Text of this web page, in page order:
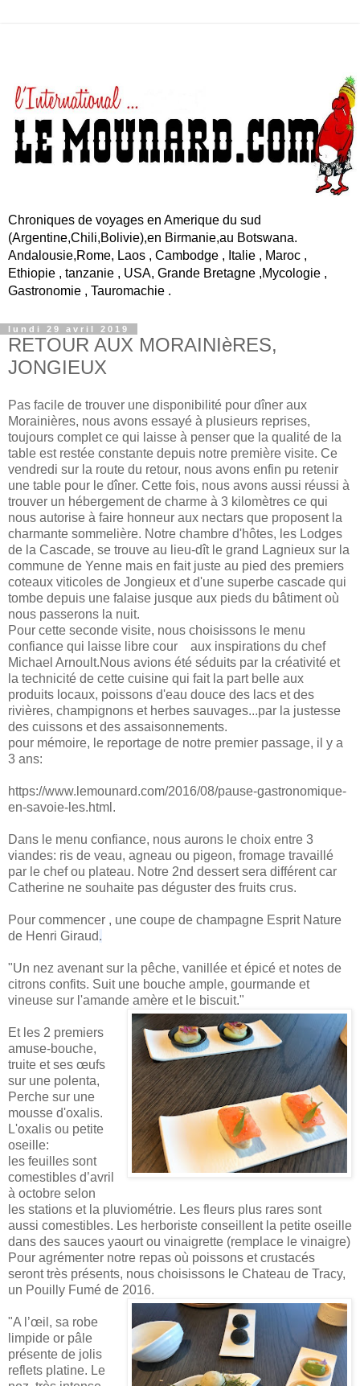
Chroniques de voyages en Amerique du sud
(Argentine,Chili,Bolivie),en Birmanie,au Botswana.
Andalousie,Rome, Laos , Cambodge , Italie , Maroc ,
Ethiopie , tanzanie , USA, Grande Bretagne ,Mycologie ,
Gastronomie , Tauromachie .
lundi 29 avril 2019
RETOUR AUX MORAINIèRES,
JONGIEUX
Pas facile de trouver une disponibilité pour dîner aux
Morainières, nous avons essayé à plusieurs reprises,
toujours complet ce qui laisse à penser que la qualité de la
table est restée constante depuis notre première visite. Ce
vendredi sur la route du retour, nous avons enfin pu retenir
une table pour le dîner. Cette fois, nous avons aussi réussi à
trouver un hébergement de charme à 3 kilomètres ce qui
nous autorise à faire honneur aux nectars que proposent la
charmante sommelière. Notre chambre d'hôtes, les Lodges
de la Cascade, se trouve au lieu-dît le grand Lagnieux sur la
commune de Yenne mais en fait juste au pied des premiers
coteaux viticoles de Jongieux et d'une superbe cascade qui
tombe depuis une falaise jusque aux pieds du bâtiment où
nous passerons la nuit.
Pour cette seconde visite, nous choisissons le menu
confiance qui laisse libre cour aux inspirations du chef
Michael Arnoult.Nous avions été séduits par la créativité et
la technicité de cette cuisine qui fait la part belle aux
produits locaux, poissons d'eau douce des lacs et des
rivières, champignons et herbes sauvages...par la justesse
des cuissons et des assaisonnements.
pour mémoire, le reportage de notre premier passage, il y a
3 ans:
https://www.lemounard.com/2016/08/pause-gastronomique-
en-savoie-les.html.
Dans le menu confiance, nous aurons le choix entre 3
viandes: ris de veau, agneau ou pigeon, fromage travaillé
par le chef ou plateau. Notre 2nd dessert sera différent car
Catherine ne souhaite pas déguster des fruits crus.
Pour commencer , une coupe de champagne Esprit Nature
de Henri Giraud.
"Un nez avenant sur la pêche, vanillée et épicé et notes de
citrons confits. Suit une bouche ample, gourmande et
vineuse sur l'amande amère et le biscuit."
Et les 2 premiers
amuse-bouche,
truite et ses œufs
sur une polenta,
Perche sur une
mousse d'oxalis.
L'oxalis ou petite
oseille:
les feuilles sont
comestibles d’avril
à octobre selon
les stations et la pluviométrie. Les fleurs plus rares sont
aussi comestibles. Les herboriste conseillent la petite oseille
dans des sauces yaourt ou vinaigrette (remplace le vinaigre)
Pour agrémenter notre repas où poissons et crustacés
seront très présents, nous choisissons le Chateau de Tracy,
un Pouilly Fumé de 2016.
"A l’œil, sa robe
limpide or pâle
présente de jolis
reflets platine. Le